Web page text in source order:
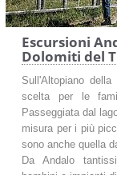
Escursioni
Dolomiti del
Sull'Altopiano
scelta per le
Passeggiata dal
misura per i più
sono anche quella
Da Andalo